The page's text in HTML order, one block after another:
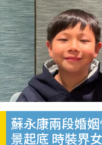
蘇永康兩段婚
景起底 時裝界